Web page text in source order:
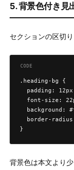
5. 背景色付き見
セクションの区切
.heading-bg {
padding: 12px
font-size:
background:
border-
}
背景色は本文より